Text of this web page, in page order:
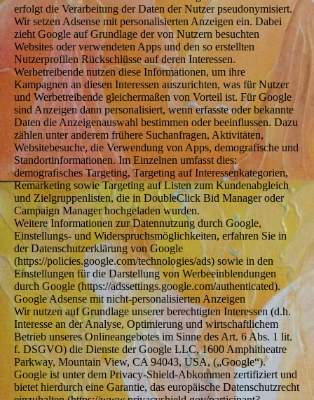
erfolgt die Verarbeitung der Daten der Nutzer pseudonymisiert.
Wir setzen Adsense mit personalisierten Anzeigen ein. Dabei
zieht Google auf Grundlage der von Nutzern besuchten
Websites oder verwendeten Apps und den so erstellten
Nutzerprofilen Rückschlüsse auf deren Interessen.
Werbetreibende nutzen diese Informationen, um ihre
Kampagnen an diesen Interessen auszurichten, was für Nutzer
und Werbetreibende gleichermaßen von Vorteil ist. Für Google
sind Anzeigen dann personalisiert, wenn erfasste oder bekannte
Daten die Anzeigenauswahl bestimmen oder beeinflussen. Dazu
zählen unter anderem frühere Suchanfragen, Aktivitäten,
Websitebesuche, die Verwendung von Apps, demografische und
Standortinformationen. Im Einzelnen umfasst dies:
demografisches Targeting, Targeting auf Interessenkategorien,
Remarketing sowie Targeting auf Listen zum Kundenabgleich
und Zielgruppenlisten, die in DoubleClick Bid Manager oder
Campaign Manager hochgeladen wurden.
Weitere Informationen zur Datennutzung durch Google,
Einstellungs- und Widerspruchsmöglichkeiten, erfahren Sie in
der Datenschutzerklärung von Google
(https://policies.google.com/technologies/ads) sowie in den
Einstellungen für die Darstellung von Werbeeinblendungen
durch Google (https://adssettings.google.com/authenticated).
Google Adsense mit nicht-personalisierten Anzeigen
Wir nutzen auf Grundlage unserer berechtigten Interessen (d.h.
Interesse an der Analyse, Optimierung und wirtschaftlichem
Betrieb unseres Onlineangebotes im Sinne des Art. 6 Abs. 1 lit.
f. DSGVO) die Dienste der Google LLC, 1600 Amphitheatre
Parkway, Mountain View, CA 94043, USA, („Google“).
Google ist unter dem Privacy-Shield-Abkommen zertifiziert und
bietet hierdurch eine Garantie, das europäische Datenschutzrecht